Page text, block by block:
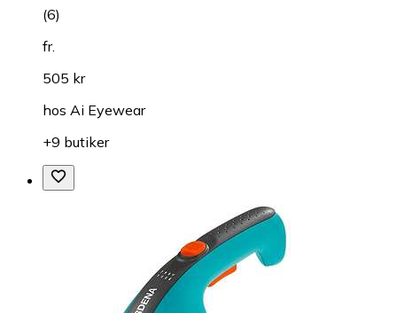
(6)
fr.
505 kr
hos Ai Eyewear
+9 butiker